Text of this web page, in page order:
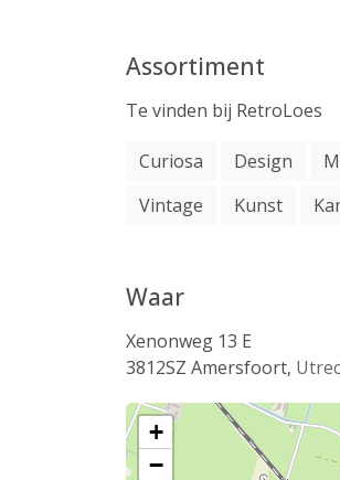
Assortiment
Te vinden bij RetroLoes
Curiosa Design
Vintage
Kunst
Waar
Xenonweg 13 E
3812SZ Amersfoort,
+
−